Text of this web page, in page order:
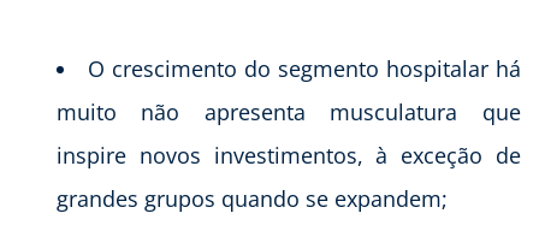
O crescimento do segmento hospitalar há
muito não apresenta musculatura que
inspire novos investimentos, à exceção de
grandes grupos quando se expandem;